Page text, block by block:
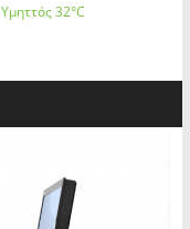
Υμηττός32°C